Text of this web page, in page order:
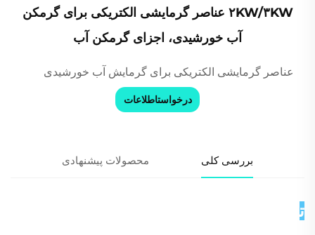
۲KW/۳KW عناصر گرمایشی الکتریکی برای گرمکن
آب خورشیدی، اجزای گرمکن آب
عناصر گرمایشی الکتریکی برای گرمایش آب خورشیدی
درخواستاطلاعات
بررسی کلی محصولات پیشنهادی
توضیحات محصول